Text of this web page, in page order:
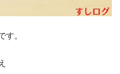
す。